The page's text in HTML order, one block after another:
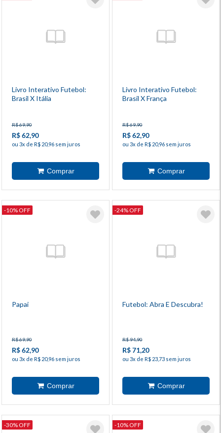
Livro Interativo Futebol:
Brasil X Itália
R$ 69,90
R$ 62,90
ou 3x de R$ 20,96 sem juros
Livro Interativo Futebol:
Brasil X França
R$ 69,90
R$ 62,90
ou 3x de R$ 20,96 sem juros
-10% OFF
Papai
R$ 69,90
R$ 62,90
ou 3x de R$ 20,96 sem juros
-24% OFF
Futebol: Abra E Descubra!
R$ 94,90
R$ 71,20
ou 3x de R$ 23,73 sem juros
-30% OFF -10% OFF